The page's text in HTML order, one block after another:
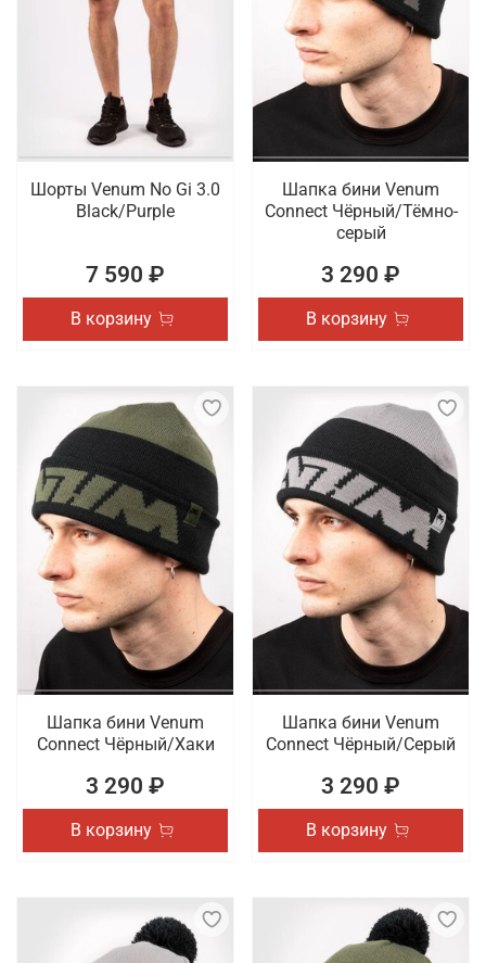
Шорты Venum No Gi 3.0
Black/Purple
7 590 ₽
В корзину
Шапка бини Venum
Connect Чёрный/Тёмно-
серый
3 290 ₽
В корзину
Шапка бини Venum
Connect Чёрный/Хаки
3 290 ₽
В корзину
Шапка бини Venum
Connect Чёрный/Серый
3 290 ₽
В корзину